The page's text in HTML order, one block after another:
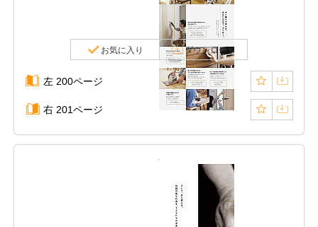
お気に入り ダウンロード
左 200ページ
右 201ページ